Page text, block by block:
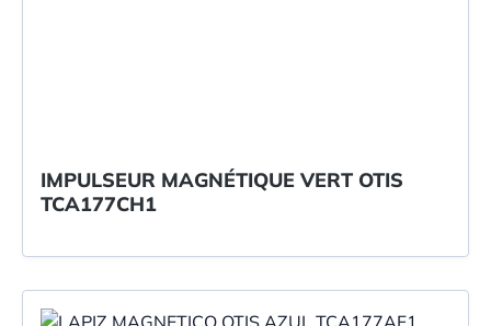
IMPULSEUR MAGNÉTIQUE VERT OTIS
TCA177CH1